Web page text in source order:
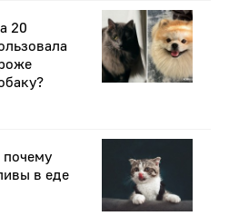
20
почему
в еде